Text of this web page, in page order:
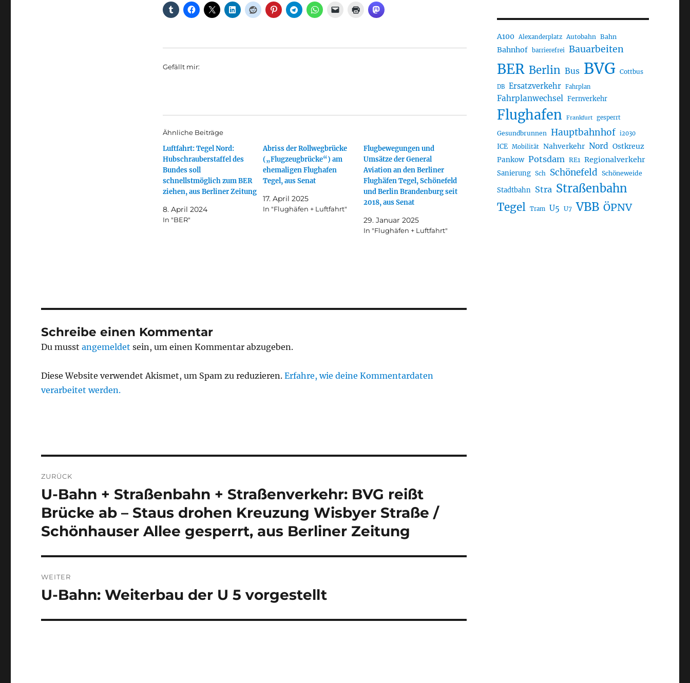
Gefällt mir:
Ähnliche Beiträge
Luftfahrt: Tegel Nord:
Hubschrauberstaffel des
Bundes soll
schnellstmöglich zum BER
ziehen, aus Berliner Zeitung
8. April 2024
In "BER"
Abriss der Rollwegbrücke
(„Flugzeugbrücke“) am
ehemaligen Flughafen
Tegel, aus Senat
17. April 2025
In "Flughäfen + Luftfahrt"
Flugbewegungen und
Umsätze der General
Aviation an den Berliner
Flughäfen Tegel, Schönefeld
und Berlin Brandenburg seit
2018, aus Senat
29. Januar 2025
In "Flughäfen + Luftfahrt"
Schreibe einen Kommentar
Du musstangemeldet sein, um einen Kommentar abzugeben.
Diese Website verwendet Akismet, um Spam zu reduzieren.Erfahre, wie deine Kommentardaten
verarbeitet werden.
ZURÜCK
Vorheriger
Beitrag:
U-Bahn + Straßenbahn + Straßenverkehr: BVG reißt
Brücke ab – Staus drohen Kreuzung Wisbyer Straße /
Schönhauser Allee gesperrt, aus Berliner Zeitung
WEITER
Nächster
U-Bahn: Weiterbau der U 5 vorgestellt
A100 Alexanderplatz Autobahn Bahn
Bahnhof barrierefrei Bauarbeiten
BER Berlin Bus BVG Cottbus
DB Ersatzverkehr Fahrplan
Fahrplanwechsel Fernverkehr
Flughafen Frankfurt gesperrt
Gesundbrunnen Hauptbahnhof i2030
ICE Mobilität Nahverkehr Nord Ostkreuz
Pankow Potsdam RE1 Regionalverkehr
Sanierung Sch Schönefeld Schöneweide
Stadtbahn Stra Straßenbahn
Tegel Tram U5 U7 VBB ÖPNV